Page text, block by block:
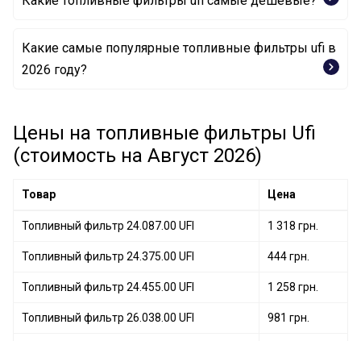
Топливный фильтр 31.001.00 UFI
Топливный фильтр 24.360.00 UFI
Какие самые популярные топливные фильтры ufi в
2026 году?
Топливный фильтр 24.156.00 UFI
Топливный фильтр 24.351.00 UFI
Топливный фильтр 24.391.00 UFI
Цены на топливные фильтры Ufi
(стоимость на Август 2026)
Товар Цена
Топливный фильтр 24.087.00 UFI 1 318 грн.
Топливный фильтр 24.375.00 UFI 444 грн.
Топливный фильтр 24.455.00 UFI 1 258 грн.
Топливный фильтр 26.038.00 UFI 981 грн.